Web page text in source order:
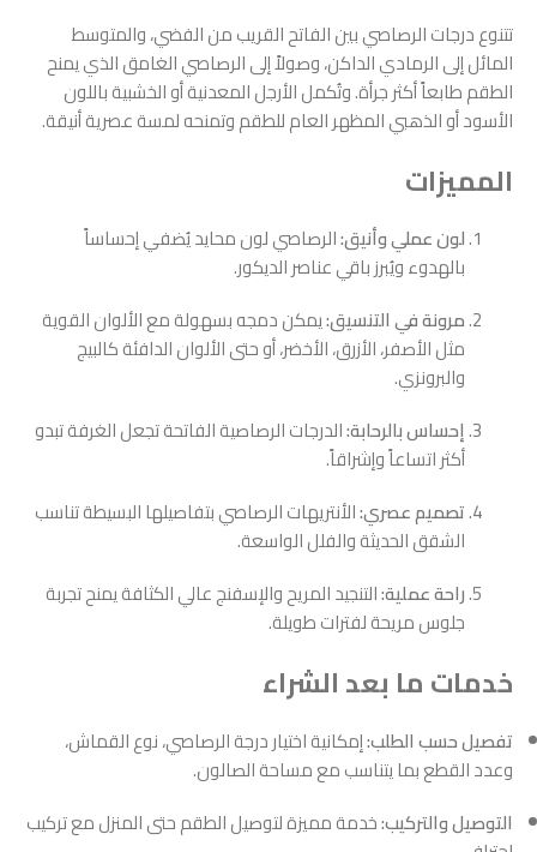
تتنوع درجات الرصاصي بين الفاتح القريب من الفضي، والمتوسط
المائل إلى الرمادي الداكن، وصولاً إلى الرصاصي الغامق الذي يمنح
الطقم طابعاً أكثر جرأة. وتُكمل الأرجل المعدنية أو الخشبية باللون
الأسود أو الذهبي المظهر العام للطقم وتمنحه لمسة عصرية أنيقة.
المميزات
لون عملي وأنيق:الرصاصي لون محايد يُضفي إحساساً
بالهدوء ويُبرز باقي عناصر الديكور.
مرونة في التنسيق:يمكن دمجه بسهولة مع الألوان القوية
مثل الأصفر، الأزرق، الأخضر، أو حتى الألوان الدافئة كالبيج
والبرونزي.
إحساس بالرحابة:الدرجات الرصاصية الفاتحة تجعل الغرفة تبدو
أكثر اتساعاً وإشراقاً.
تصميم عصري:الأنتريهات الرصاصي بتفاصيلها البسيطة تناسب
الشقق الحديثة والفلل الواسعة.
راحة عملية:التنجيد المريح والإسفنج عالي الكثافة يمنح تجربة
جلوس مريحة لفترات طويلة.
خدمات ما بعد الشراء
تفصيل حسب الطلب:إمكانية اختيار درجة الرصاصي، نوع القماش،
وعدد القطع بما يتناسب مع مساحة الصالون.
التوصيل والتركيب:خدمة مميزة لتوصيل الطقم حتى المنزل مع تركيب